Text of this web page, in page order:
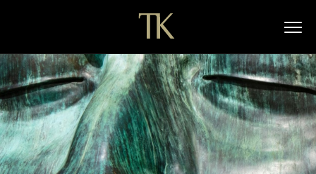
墨西哥流浪乐队起源于哈利斯科州的科库拉，这个在婚礼上演奏欢庆祝音
乐的传统传遍了整个国家。乐队通常会身穿墨西哥牛仔的服饰，使用铜管
Casa Luna的装潢不拘一格，在经典美食上添加自家风味的做法更令人
眼前一亮。以龙舌兰酒取代传统“琴汤力”调酒中的琴酒，并加入红果点